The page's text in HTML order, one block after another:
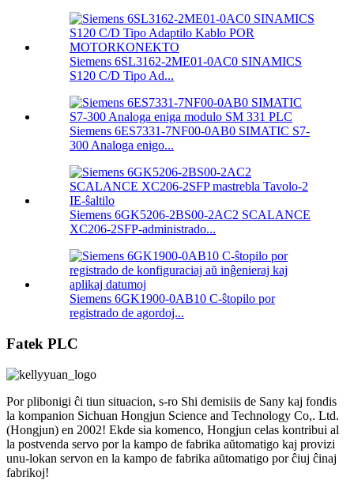
Siemens 6SL3162-2ME01-0AC0 SINAMICS
S120 C/D Tipo Ad...
Siemens 6ES7331-7NF00-0AB0 SIMATIC S7-
300 Analoga enigo...
Siemens 6GK5206-2BS00-2AC2 SCALANCE
XC206-2SFP-administrado...
Siemens 6GK1900-0AB10 C-ŝtopilo por
registrado de agordoj...
Fatek PLC
Por plibonigi ĉi tiun situacion, s-ro Shi demisiis de Sany kaj fondis
la kompanion Sichuan Hongjun Science and Technology Co,. Ltd.
(Hongjun) en 2002! Ekde sia komenco, Hongjun celas kontribui al
la postvenda servo por la kampo de fabrika aŭtomatigo kaj provizi
unu-lokan servon en la kampo de fabrika aŭtomatigo por ĉiuj ĉinaj
fabrikoj!